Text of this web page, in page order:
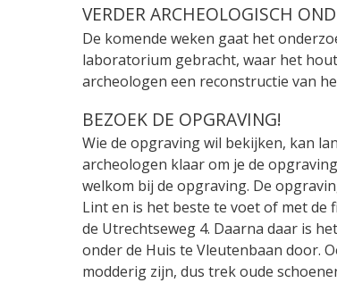
VERDER ARCHEOLOGISCH
De komende weken gaat het
laboratorium gebracht, waar het
archeologen een reconstructie van
BEZOEK DE OPGRAVING!
Wie de opgraving wil bekijken, kan
archeologen klaar om je de
welkom bij de opgraving. De
Lint en is het beste te voet of met
de Utrechtseweg 4. Daarna daar is
onder de Huis te Vleutenbaan door.
modderig zijn, dus trek oude